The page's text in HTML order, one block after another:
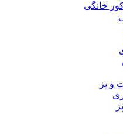
خانگی
و پز